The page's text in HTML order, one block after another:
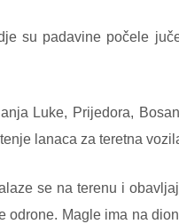
su padavine počele
Luke, Prijedora,
lanaca za teretna
se na terenu i
odrone. Magle ima na